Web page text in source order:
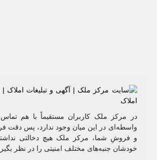
مرکز ملک کاربران مستقیماً با هم تماس
در این میان وجود ندارد، پس دقت فرمایید که
شما، مرکز ملک هیچ دخالتی نداشته و
جنبه‌های مختلف امنیتی را در نظر بگیرند.